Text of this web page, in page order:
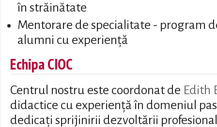
în străinătate
Mentorare de specialitate - program
alumni cu experiență
Echipa CIOC
Centrul nostru este coordonat de Edith
didactice cu experiență în domeniul
dedicați sprijinirii dezvoltării